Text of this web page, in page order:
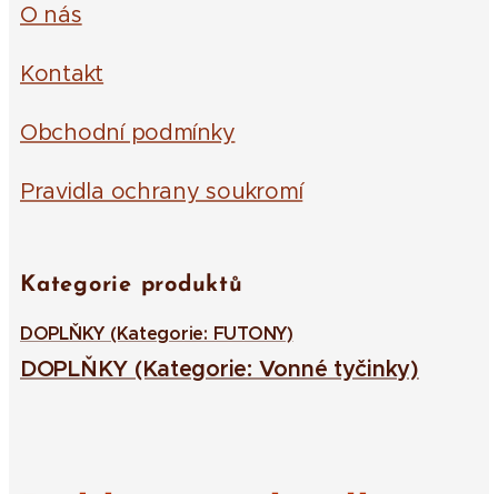
O nás
Kontakt
Obchodní podmínky
Pravidla ochrany soukromí
Kategorie produktů
DOPLŇKY (Kategorie: FUTONY)
DOPLŇKY (Kategorie: Vonné tyčinky)